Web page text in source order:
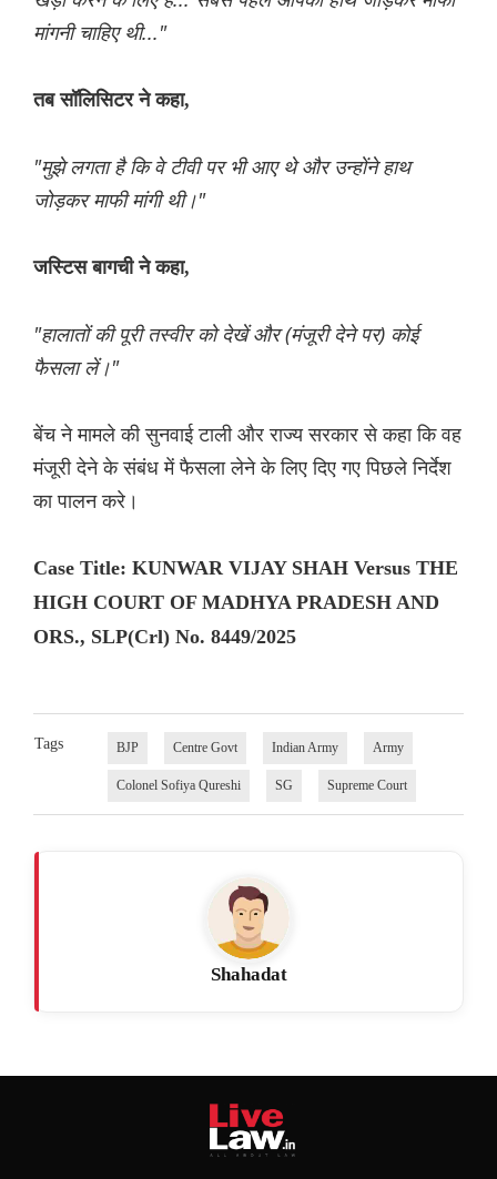
मांगनी चाहिए थी..."
तब सॉलिसिटर ने कहा,
"मुझे लगता है कि वे टीवी पर भी आए थे और उन्होंने हाथ
जोड़कर माफी मांगी थी।"
जस्टिस बागची ने कहा,
"हालातों की पूरी तस्वीर को देखें और (मंजूरी देने पर) कोई
फैसला लें।"
बेंच ने मामले की सुनवाई टाली और राज्य सरकार से कहा कि वह
मंजूरी देने के संबंध में फैसला लेने के लिए दिए गए पिछले निर्देश
का पालन करे।
Case Title: KUNWAR VIJAY SHAH Versus THE
HIGH COURT OF MADHYA PRADESH AND
ORS., SLP(Crl) No. 8449/2025
Tags BJP Centre Govt Indian Army Army
Colonel Sofiya Qureshi SG Supreme Court
Shahadat